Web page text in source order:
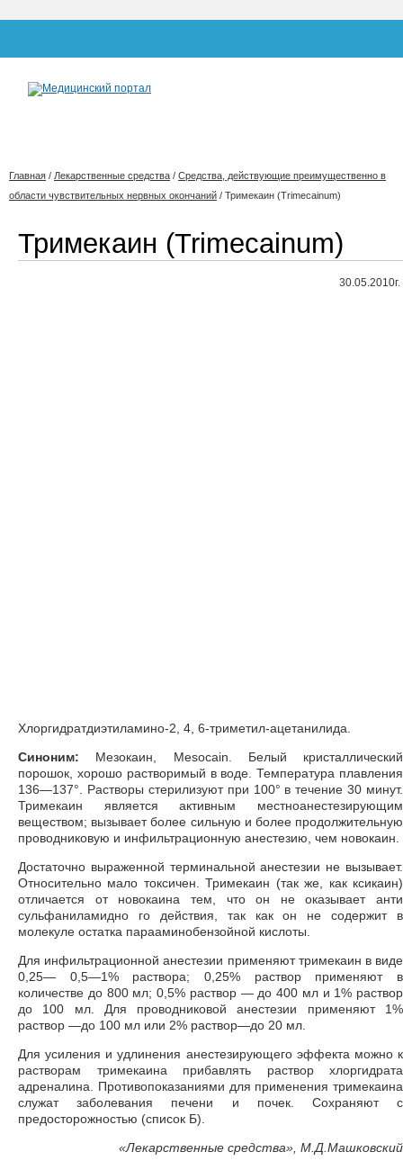
Главная / Лекарственные средства / Средства, действующие преимущественно в
области чувствительных нервных окончаний / Тримекаин (Trimecainum)
Тримекаин (Trimecainum)
30.05.2010г.
Хлоргидратдиэтиламино-2, 4, 6-триметил-ацетанилида.
Синоним: Мезокаин, Mesocain. Белый кристаллический
порошок, хорошо растворимый в воде. Температура плавления
136—137°. Растворы стерилизуют при 100° в течение 30 минут.
Тримекаин является активным местноанестезирующим
веществом; вызывает более сильную и более продолжительную
проводниковую и инфильтрационную анестезию, чем новокаин.
Достаточно выраженной терминальной анестезии не вызывает.
Относительно мало токсичен. Тримекаин (так же, как ксикаин)
отличается от новокаина тем, что он не оказывает анти
сульфаниламидно го действия, так как он не содержит в
молекуле остатка парааминобензойной кислоты.
Для инфильтрационной анестезии применяют тримекаин в виде
0,25— 0,5—1% раствора; 0,25% раствор применяют в
количестве до 800 мл; 0,5% раствор — до 400 мл и 1% раствор
до 100 мл. Для проводниковой анестезии применяют 1%
раствор —до 100 мл или 2% раствор—до 20 мл.
Для усиления и удлинения анестезирующего эффекта можно к
растворам тримекаина прибавлять раствор хлоргидрата
адреналина. Противопоказаниями для применения тримекаина
служат заболевания печени и почек. Сохраняют с
предосторожностью (список Б).
«Лекарственные средства», М.Д.Машковский